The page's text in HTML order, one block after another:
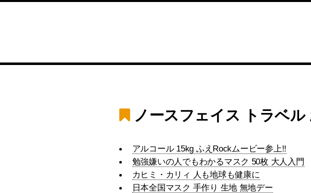
ノースフェイス トラベル
アルコール 15kg ふえRockムービー参上!!
勉強嫌いの人でもわかるマスク 50枚 大人入門
カヒミ・カリィ 人も地球も健康に
日本全国マスク 手作り 生地 無地デー